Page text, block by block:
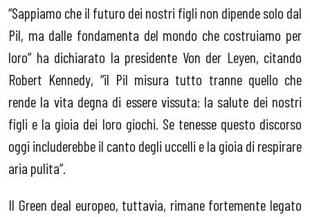
“Sappiamo che il futuro dei nostri figli non dipende solo dal
Pil, ma dalle fondamenta del mondo che costruiamo per
loro” ha dichiarato la presidente Von der Leyen, citando
Robert Kennedy, “il Pil misura tutto tranne quello che
rende la vita degna di essere vissuta: la salute dei nostri
figli e la gioia dei loro giochi. Se tenesse questo discorso
oggi includerebbe il canto degli uccelli e la gioia di respirare
aria pulita”.
Il Green deal europeo, tuttavia, rimane fortemente legato